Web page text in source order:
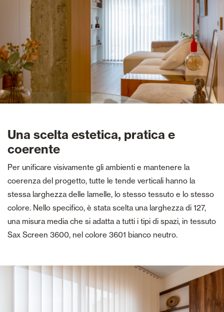
Una scelta estetica, pratica e
coerente
Per unificare visivamente gli ambienti e mantenere la
coerenza del progetto, tutte le tende verticali hanno la
stessa larghezza delle lamelle, lo stesso tessuto e lo stesso
colore. Nello specifico, è stata scelta una larghezza di 127,
una misura media che si adatta a tutti i tipi di spazi, in tessuto
Sax Screen 3600, nel colore 3601 bianco neutro.